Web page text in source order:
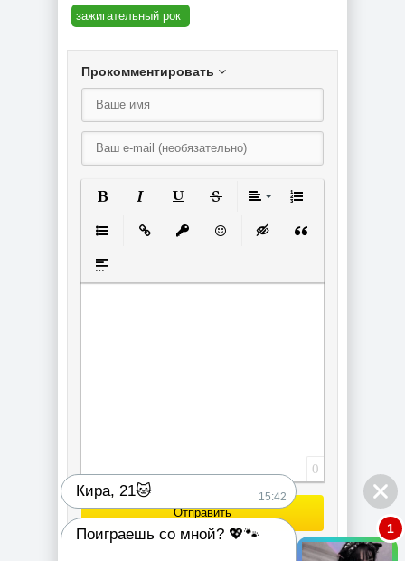
зажигательный рок
Прокомментировать
Вставка спойлера
0
Отправить
Кира, 21🐱 15:42
Поиграешь со мной? 💖🐾 1